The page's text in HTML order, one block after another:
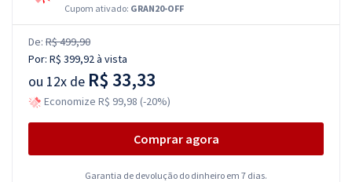
Cupom ativado: GRAN20-OFF
De: R$ 499,90
Por: R$ 399,92à vista
ou 12x de R$ 33,33
Economize R$ 99,98 (-20%)
Comprar agora
Garantia de devolução do dinheiro em 7 dias.